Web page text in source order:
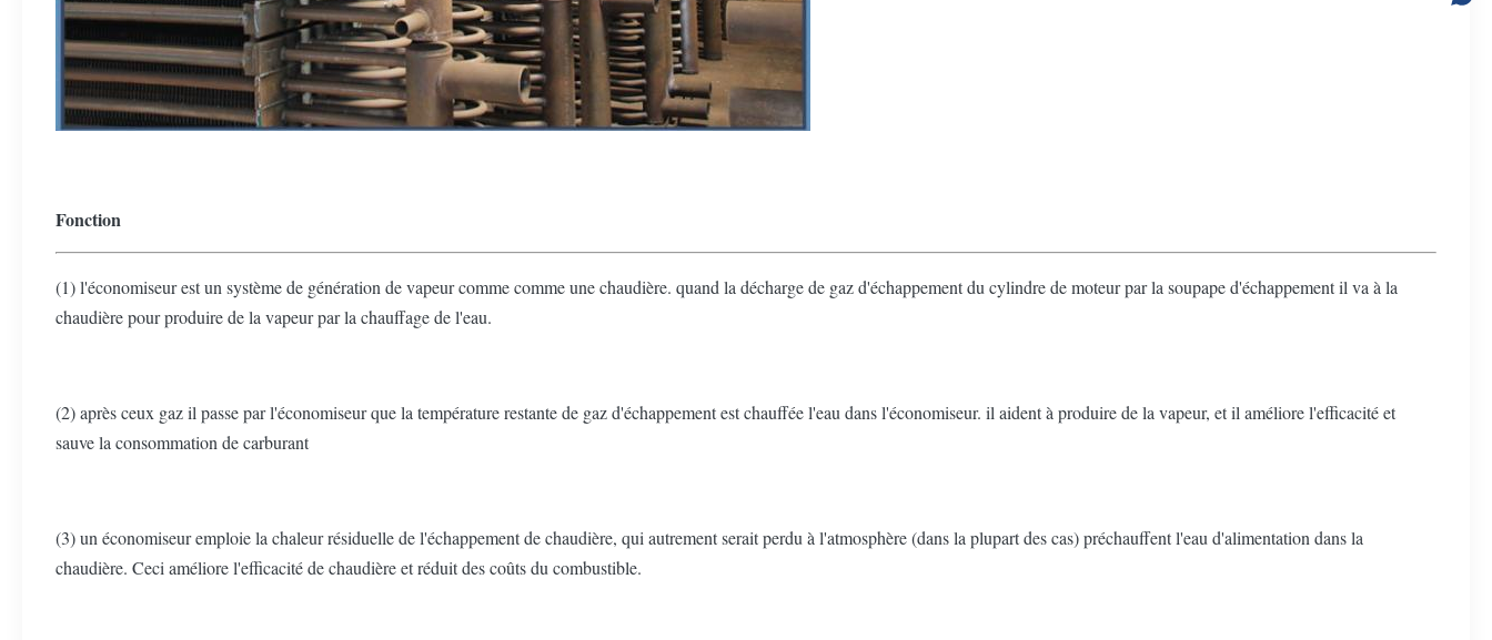
Fonction
(1) l'économiseur est un système de génération de vapeur comme comme une chaudière. quand la décharge de gaz d'échappement du cylindre de moteur par la soupape d'échappement il va à la
chaudière pour produire de la vapeur par la chauffage de l'eau.
(2) après ceux gaz il passe par l'économiseur que la température restante de gaz d'échappement est chauffée l'eau dans l'économiseur. il aident à produire de la vapeur, et il améliore l'efficacité et
sauve la consommation de carburant
(3) un économiseur emploie la chaleur résiduelle de l'échappement de chaudière, qui autrement serait perdu à l'atmosphère (dans la plupart des cas) préchauffent l'eau d'alimentation dans la
chaudière. Ceci améliore l'efficacité de chaudière et réduit des coûts du combustible.